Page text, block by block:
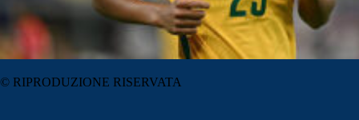
© RIPRODUZIONE RISERVATA